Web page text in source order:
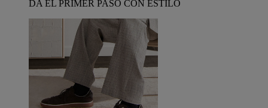
DA EL PRIMER PASO CON ESTILO